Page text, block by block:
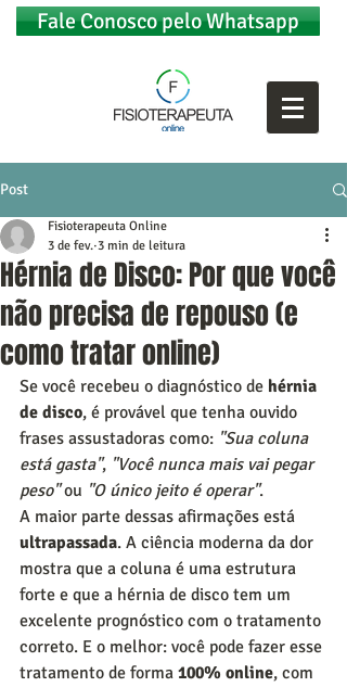
Fale Conosco pelo Whatsapp
Post
Hérnia de Disco: Por que você
não precisa de repouso (e
como tratar online)
Fisioterapeuta Online
3 de fev. 3 min de leitura
Se você recebeu o diagnóstico de hérnia
de disco, é provável que tenha ouvido
frases assustadoras como: "Sua coluna
está gasta", "Você nunca mais vai pegar
peso" ou "O único jeito é operar".
A maior parte dessas afirmações está
ultrapassada. A ciência moderna da dor
mostra que a coluna é uma estrutura
forte e que a hérnia de disco tem um
excelente prognóstico com o tratamento
correto. E o melhor: você pode fazer esse
tratamento de forma 100% online, com